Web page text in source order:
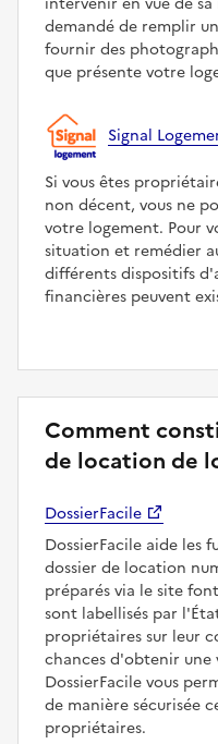
demandé de remplir
fournir des
que présente votre
Signal
Si vous êtes
non décent, vous ne
votre logement. Pour
situation et remédier
différents dispositifs
financières peuvent
Comment
de location de
DossierFacile
DossierFacile aide les
dossier de location
préparés via le site
sont labellisés par
propriétaires sur leur
chances d'obtenir une
DossierFacile vous
de manière sécurisée
propriétaires.